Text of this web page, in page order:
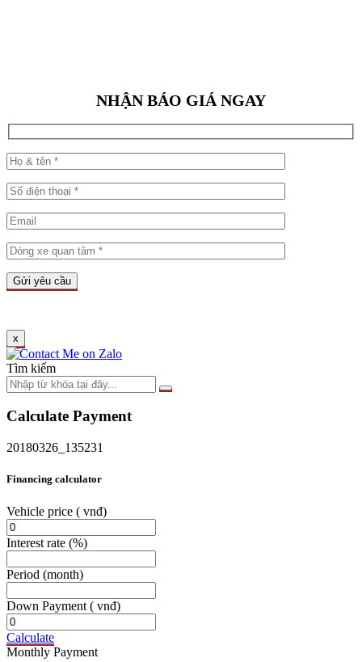
NHẬN BÁO GIÁ NGAY
x
Tìm kiếm
Calculate Payment
20180326_135231
Financing calculator
Vehicle price ( vnđ)
Interest rate (%)
Period (month)
Down Payment ( vnđ)
Calculate
Monthly Payment